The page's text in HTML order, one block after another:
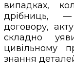
випадках,
дрібниць, —
договору,
складно
цивільному
знання